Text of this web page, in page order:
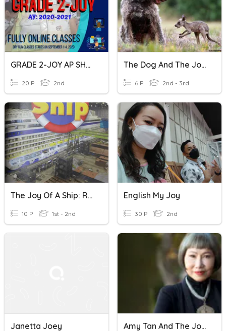
GRADE 2-JOY AP SHORT QUIZ
20 P 2nd
The Dog And The Joey
6 P 2nd - 3rd
The Joy Of A Ship: Reading Comprehension
10 P 1st - 2nd
English My Joy
30 P 2nd
Janetta Joey Amy Tan And The Joy Luck Club